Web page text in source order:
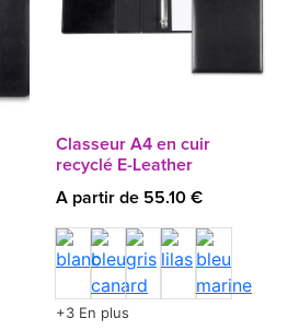
Classeur A4 en cuir
recyclé E-Leather
A partir de 55.10 €
+3 En plus